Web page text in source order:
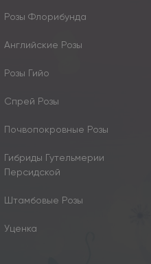
Розы Флорибунда
Английские Розы
Розы Гийо
Спрей Розы
Почвопокровные Розы
Гибриды Гутельмерии
Персидской
Штамбовые Розы
Уценка